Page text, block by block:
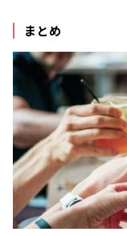
まとめ